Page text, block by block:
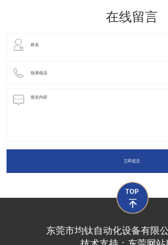
在线留言
立即提交
东莞市均钛自动化设备有限